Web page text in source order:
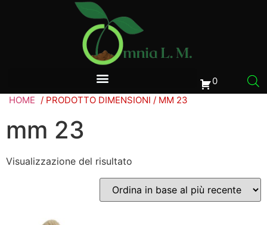
0
HOME / PRODOTTO DIMENSIONI / MM 23
mm 23
Visualizzazione del risultato